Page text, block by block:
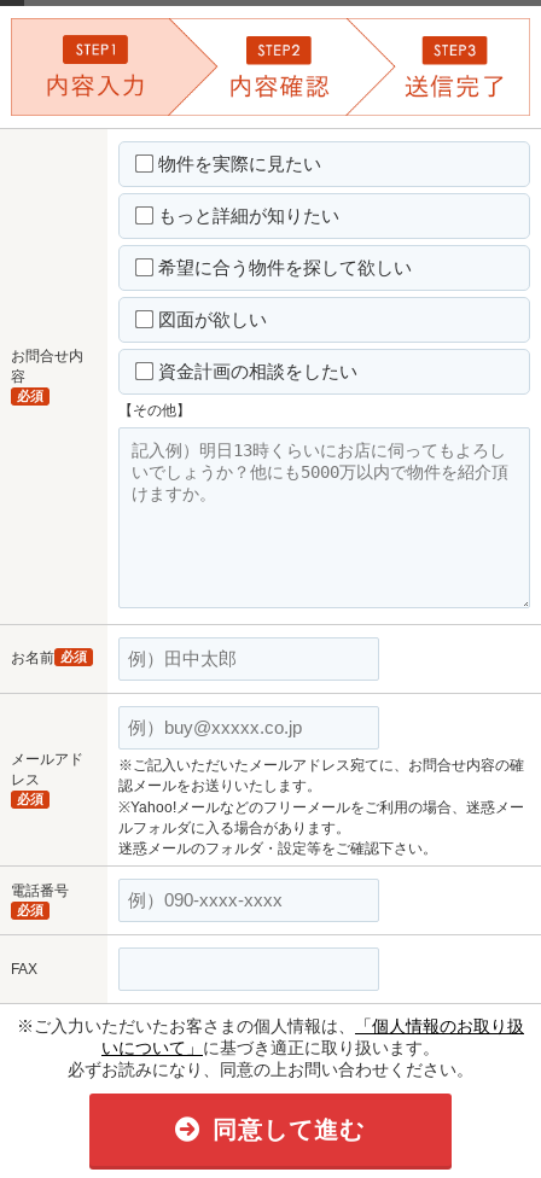
お問合せ内
容
必須
物件を実際に見たい
もっと詳細が知りたい
希望に合う物件を探して欲しい
図面が欲しい
資金計画の相談をしたい
【その他】
お名前 必須
メールアド
レス
必須
※ご記入いただいたメールアドレス宛てに、お問合せ内容の確
認メールをお送りいたします。
※Yahoo!メールなどのフリーメールをご利用の場合、迷惑メー
ルフォルダに入る場合があります。
迷惑メールのフォルダ・設定等をご確認下さい。
電話番号
必須
FAX
※ご入力いただいたお客さまの個人情報は、
「個人情報のお取り扱
いについて」 に基づき適正に取り扱います。
必ずお読みになり、同意の上お問い合わせください。
同意して進む